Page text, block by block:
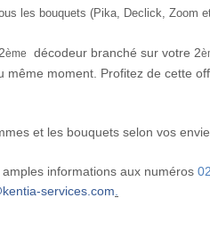
les bouquets (Pika, Declick, Zoom
ème décodeur branché sur votre 2
même moment. Profitez de cette
et les bouquets selon vos
informations aux numéros
services.com